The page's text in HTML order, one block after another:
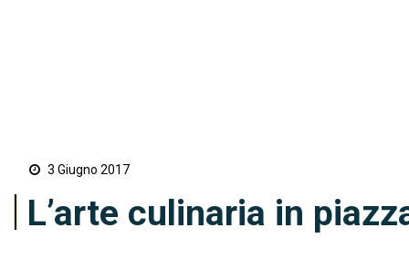
3 Giugno 2017
L’arte culinaria in